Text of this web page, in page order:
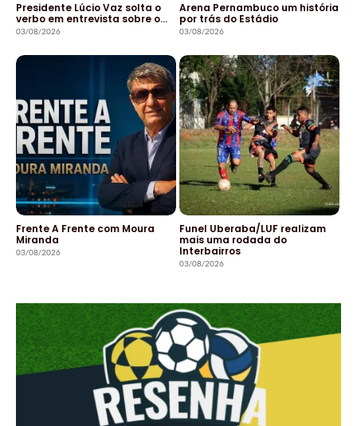
Presidente Lúcio Vaz solta o
verbo em entrevista sobre o…
03/08/2026
Arena Pernambuco um história
por trás do Estádio
03/08/2026
Frente A Frente com Moura
Miranda
03/08/2026
Funel Uberaba/LUF realizam
mais uma rodada do
Interbairros
03/08/2026